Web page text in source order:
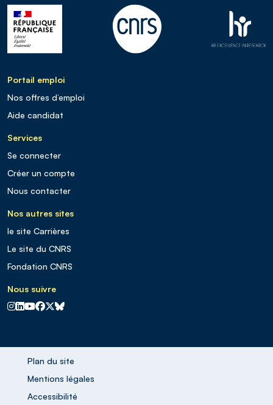
Portail emploi
Nos offres d’emploi
Aide candidat
Services
Se connecter
Créer un compte
Nous contacter
Nos autres sites
le site Carrières
Le site du CNRS
Fondation CNRS
Nous suivre
CNRS sur Instagram
CNRS sur Linkedin
CNRS sur Youtube
CNRS sur Facebook
CNRS sur X
CNRS sur Blus sky
Plan du site
Mentions légales
Accessibilité